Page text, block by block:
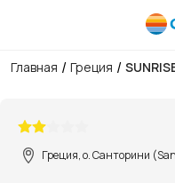
Главная / Греция /
Греция, о. Санторини